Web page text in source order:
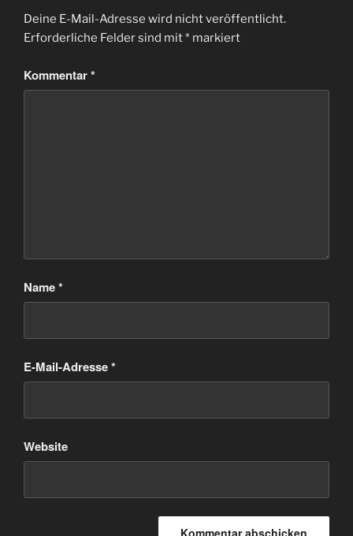
Deine E-Mail-Adresse wird nicht veröffentlicht.
Erforderliche Felder sind mit* markiert
Kommentar*
Name*
E-Mail-Adresse*
Website